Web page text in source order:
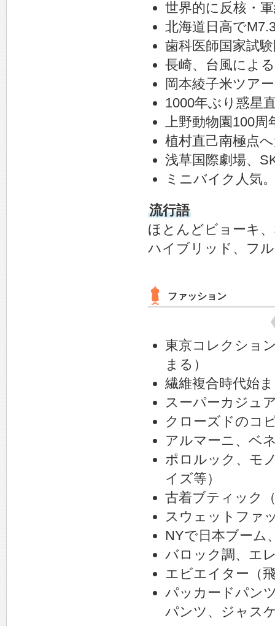
世界的に反核・
北海道日高で
歯科医師国家試
長崎、台風によ
岡本綾子米ツア
1000年ぶり惑星
上野動物園100周
植村直己南極点
浅草国際劇場、
ミニバイク人気
流行語
ほとんどビョーキ
ハイブリッド、フ
ファッション
東京コレクショ
まる）
繊維複合時代始
スーパーカジュ
クローズドのコ
アルマーニ、ベ
ポロルック、モ
イズ等）
古着ブティック
スウェットファ
NYで日本ブーム
バロック調、エ
エビエイター（
パッカードパン
パンツ、ジャス